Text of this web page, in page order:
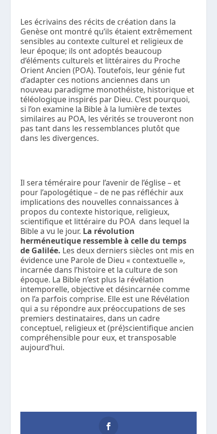
Les écrivains des récits de création dans la
Genèse ont montré qu’ils étaient extrêmement
sensibles au contexte culturel et religieux de
leur époque; ils ontadoptés beaucoup
d’éléments culturels et littéraires du Proche
Orient Ancien (POA). Toutefois, leur génie fut
d’adapter ces notions anciennes dans un
nouveau paradigme monothéiste, historique et
téléologique inspirés par Dieu. C’est pourquoi,
si l’on examine la Bible à la lumière de textes
similaires au POA, les vérités se trouveront non
pas tant dans les ressemblances plutôt que
dans les divergences.
Il sera téméraire pour l’avenir de l’église – et
pour l’apologétique – de ne pas réfléchir aux
implications des nouvelles connaissances à
propos du contexte historique, religieux,
scientifique et littéraire du POA dans lequel la
Bible a vu le jour. La révolution
herméneutique ressemble à celle du temps
de Galilée. Les deux derniers siècles ont mis en
évidence une Parole de Dieu « contextuelle »,
incarnée dans l’histoire et la culture de son
époque. La Bible n’est plus la révélation
intemporelle, objective et désincarnée comme
on l’a parfois comprise. Elle est une Révélation
qui a su répondre aux préoccupations de ses
premiers destinataires, dans un cadre
conceptuel, religieux et (pré)scientifique ancien
compréhensible pour eux, et transposable
aujourd’hui.